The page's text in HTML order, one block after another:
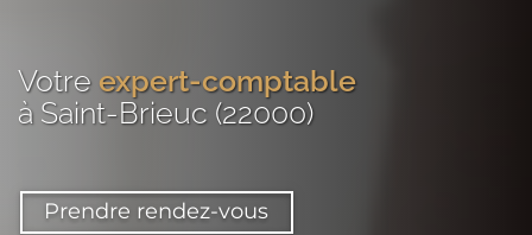
Votre expert-comptable
à Saint-Brieuc (22000)
Prendre rendez-vous